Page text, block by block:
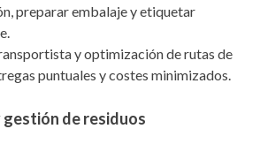
preparar embalaje y etiquetar
y optimización de rutas de
puntuales y costes minimizados.
de residuos